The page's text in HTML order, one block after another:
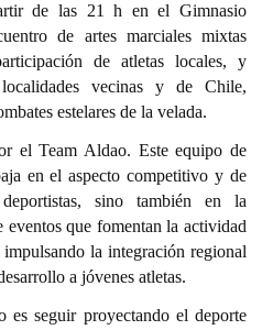
de las 21 h en el Gimnasio
de artes marciales mixtas
de atletas locales, y
vecinas y de Chile,
estelares de la velada.
el Team Aldao. Este equipo de
en el aspecto competitivo y de
sino también en la
eventos que fomentan la actividad
la integración regional
a jóvenes atletas.
seguir proyectando el deporte